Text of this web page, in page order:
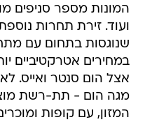
המונות מספר סניפים
ועוד. זירת תחרות
שנוגסות בתחום עם
במחירים אטרקטיביים
אצל הום סנטר ואייס.
מגה הום - תת-רשת
המזון, עם קופות